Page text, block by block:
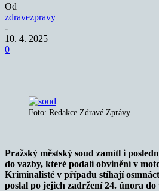
Od
zdravezpravy
-
10. 4. 2025
0
Foto: Redakce Zdravé Zprávy
Pražský městský soud zamítl i
do vazby, které podali obvinění v
Kriminalisté v případu stíhají
poslal po jejich zadržení 24. února do